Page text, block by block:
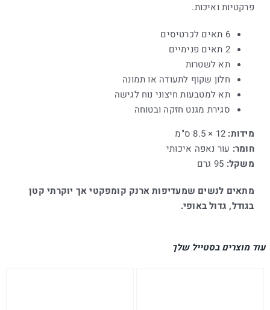
פרקטיות ואיכות.
6 תאים לכרטיסים
2 תאים פנימיים
תא לשטרות
חלון שקוף לתעודה או תמונה
תא למטבעות חיצוני נוח לגישה
סגירת מגנט חזקה ובטוחה
מידות:
חומר: עור נאפה איכותי
משקל:
מתאים לנשים שמעדיפות ארנק קומפקטי אך יוקרתי קטן
בגודל, גדול באופי.
עוד מוצרים בסטייל שלך